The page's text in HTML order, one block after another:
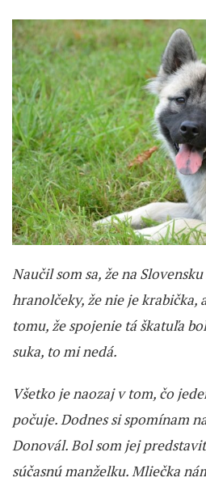
Naučil som sa, že na
hranolčeky, že nie je krabička,
tomu, že spojenie tá škatuľa
suka, to mi nedá.
Všetko je naozaj v tom, čo
počuje. Dodnes si spomínam
Donovál. Bol som jej
súčasnú manželku. Mliečka